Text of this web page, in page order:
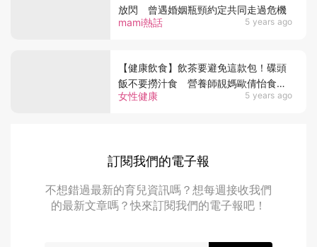
mami熱話 5 years ago
放閃 曾遇婚姻瓶頸約定共同走過危機
女性健康 5 years ago
【健康飲食】飲茶要避免這款包！碟頭
飯不要撈汁食 營養師靚媽歐倩怡食住
瘦的秘密
訂閱我們的電子報
不想錯過最新的育兒資訊嗎？想每週接收我們
的最新文章嗎？快來訂閱我們的電子報吧！